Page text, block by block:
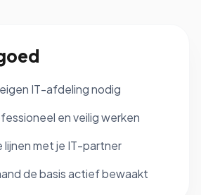
IT-afdeling nodig
en veilig werken
lijnen met je IT-partner
de basis actief bewaakt